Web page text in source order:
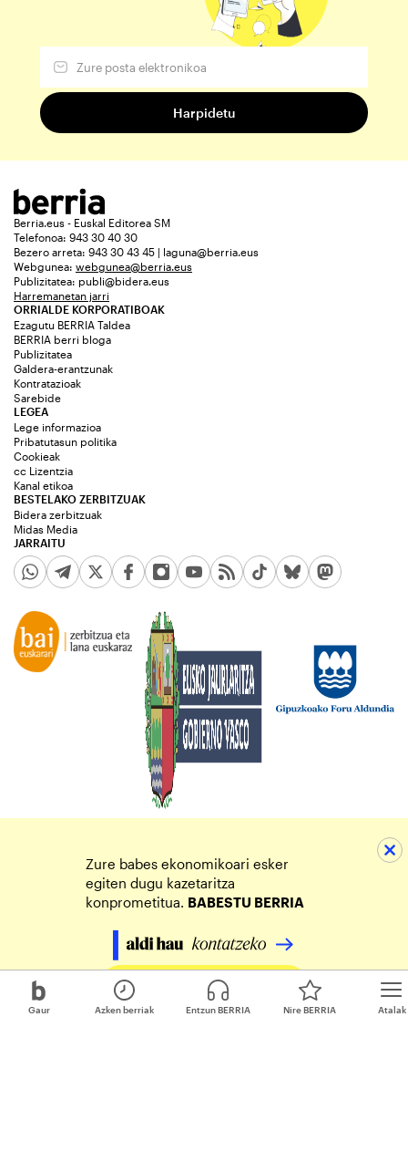
Gaur Atalak
Azken berriak Entzun BERRIA Nire BERRIA
Berria.eus - Euskal Editorea SM
Telefonoa: 943 30 40 30
Bezero arreta: 943 30 43 45 | laguna@berria.eus
Webgunea: webgunea@berria.eus
Publizitatea: publi@bidera.eus
Harremanetan jarri
ORRIALDE KORPORATIBOAK
Ezagutu BERRIA Taldea
BERRIA berri bloga
Publizitatea
Galdera-erantzunak
Kontratazioak
Sarebide
JARRAITU
LEGEA
Lege informazioa
Pribatutasun politika
Cookieak
cc Lizentzia
Kanal etikoa
BESTELAKO ZERBITZUAK
Bidera zerbitzuak
Midas Media
Zure babes ekonomikoari esker
egiten dugu kazetaritza
konprometitua. BABESTU BERRIA
Egin zure ekarpena